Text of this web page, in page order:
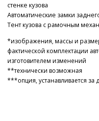
стенке кузова
Автоматические замки
Тент кузова с рамочным
*изображения, массы и
фактической комплектации
изготовителем изменений
**технически возможная
***опция, устанавливается за